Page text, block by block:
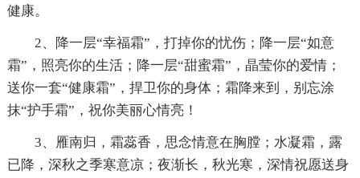
健康。
2、降一层“幸福霜”，打掉你的忧伤；降一层“如意
霜”，照亮你的生活；降一层“甜蜜霜”，晶莹你的爱情；
送你一套“健康霜”，捍卫你的身体；霜降来到，别忘涂
抹“护手霜”，祝你美丽心情亮！
3、雁南归，霜蕊香，思念情意在胸膛；水凝霜，露
已降，深秋之季寒意凉；夜渐长，秋光寒，深情祝愿送身